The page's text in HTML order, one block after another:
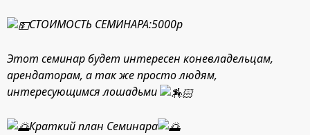
СТОИМОСТЬ СЕМИНАРА:5000р
Этот семинар будет интересен коневладельцам,
арендаторам, а так же просто людям,
интересующимся лошадьми
Краткий план Семинара